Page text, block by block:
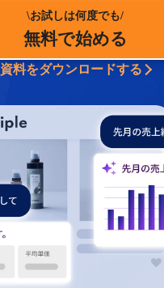
お試しは何度でも
無料で始める
資料をダウンロードする